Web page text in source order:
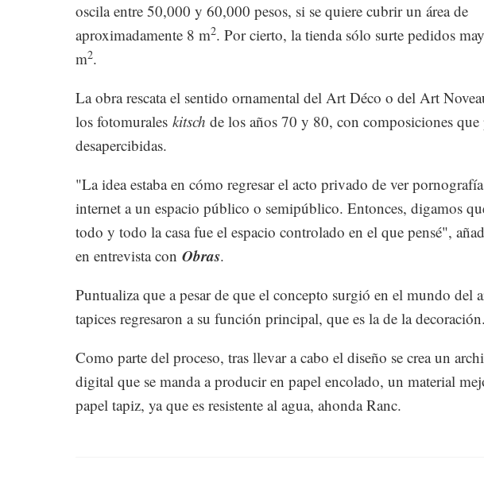
oscila entre 50,000 y 60,000 pesos, si se quiere cubrir un área de
aproximadamente 8 m2. Por cierto, la tienda sólo surte pedidos
m2.
La obra rescata el sentido ornamental del Art Déco o del Art
los fotomurales kitsch de los años 70 y 80, con composiciones que
desapercibidas.
"La idea estaba en cómo regresar el acto privado de ver
internet a un espacio público o semipúblico. Entonces, digamos
todo y todo la casa fue el espacio controlado en el que pensé",
en entrevista con Obras.
Puntualiza que a pesar de que el concepto surgió en el mundo del
tapices regresaron a su función principal, que es la de la
Como parte del proceso, tras llevar a cabo el diseño se crea un
digital que se manda a producir en papel encolado, un material
papel tapiz, ya que es resistente al agua, ahonda Ranc.